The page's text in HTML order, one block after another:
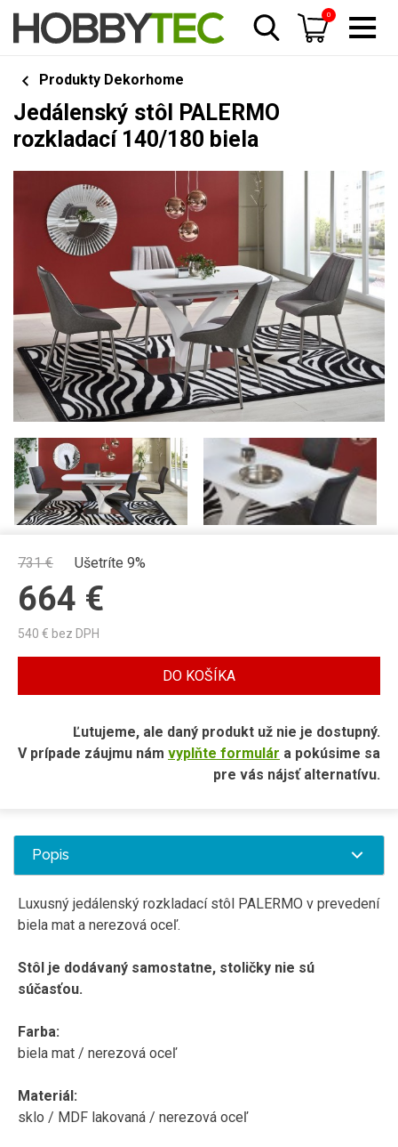
0
Produkty Dekorhome
Jedálenský stôl PALERMO
rozkladací 140/180 biela
731€ Ušetríte 9%
664 €
540 € bez DPH
DO KOŠÍKA
Ľutujeme, ale daný produkt už nie je dostupný.
V prípade záujmu nám vyplňte formulár a pokúsime sa
pre vás nájsť alternatívu.
Popis
Luxusný jedálenský rozkladací stôl PALERMO v prevedení
biela mat a nerezová oceľ.
Stôl je dodávaný samostatne, stoličky nie sú
súčasťou.
Farba:
biela mat / nerezová oceľ
Materiál:
sklo / MDF lakovaná / nerezová oceľ